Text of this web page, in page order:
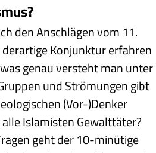
den Anschlägen vom 11.
Konjunktur erfahren
genau versteht man unter
und Strömungen gibt
(Vor-)Denker
Islamisten Gewalttäter?
geht der 10-minütige